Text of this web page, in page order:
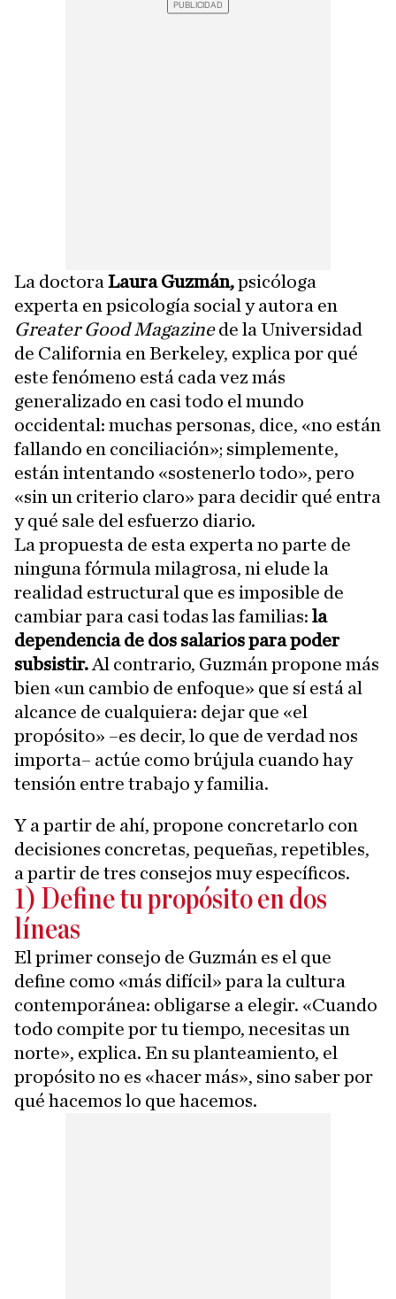
La doctora Laura Guzmán,psicóloga
experta en psicología social y autora en
Greater Good Magazinede la Universidad
de California en Berkeley, explica por qué
este fenómeno está cada vez más
generalizado en casi todo el mundo
occidental: muchas personas, dice, «no están
fallando en conciliación»; simplemente,
están intentando «sostenerlo todo», pero
«sin un criterio claro» para decidir qué entra
y qué sale del esfuerzo diario.
La propuesta de esta experta no parte de
ninguna fórmula milagrosa, ni elude la
realidad estructural que es imposible de
cambiar para casi todas las familias: la
dependencia de dos salarios para poder
subsistir. Al contrario, Guzmán propone más
bien «un cambio de enfoque» que sí está al
alcance de cualquiera: dejar que «el
propósito» –es decir, lo que de verdad nos
importa– actúe como brújula cuando hay
tensión entre trabajo y familia.
Y a partir de ahí, propone concretarlo con
decisiones concretas, pequeñas, repetibles,
a partir de tres consejos muy específicos.
1) Define tu propósito en dos
líneas
El primer consejo de Guzmán es el que
define como «más difícil» para la cultura
contemporánea: obligarse a elegir. «Cuando
todo compite por tu tiempo, necesitas un
norte», explica. En su planteamiento, el
propósito no es «hacer más», sino saber por
qué hacemos lo que hacemos.